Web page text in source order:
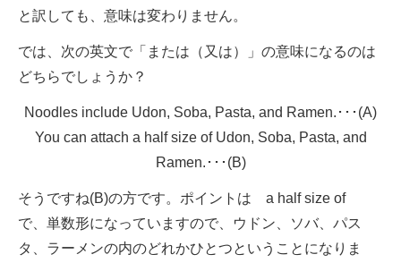
と訳しても、意味は変わりません。
では、次の英文で「または（又は）」の意味になるのは
どちらでしょうか？
Noodles include Udon, Soba, Pasta, and Ramen.･･･(A)
You can attach a half size of Udon, Soba, Pasta, and
Ramen.･･･(B)
そうですね(B)の方です。ポイントは a half size of
で、単数形になっていますので、ウドン、ソバ、パス
タ、ラーメンの内のどれかひとつということになりま